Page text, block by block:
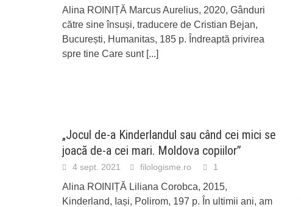
Alina ROINIȚĂ Marcus Aurelius, 2020, Gânduri
către sine însuși, traducere de Cristian Bejan,
București, Humanitas, 185 p. Îndreaptă privirea
spre tine Care sunt [...]
„Jocul de-a Kinderlandul sau când cei mici se
joacă de-a cei mari. Moldova copiilor”
4 sept. 2021 filologisme.ro 1
Alina ROINIȚĂ Liliana Corobca, 2015,
Kinderland, Iași, Polirom, 197 p. În ultimii ani, am